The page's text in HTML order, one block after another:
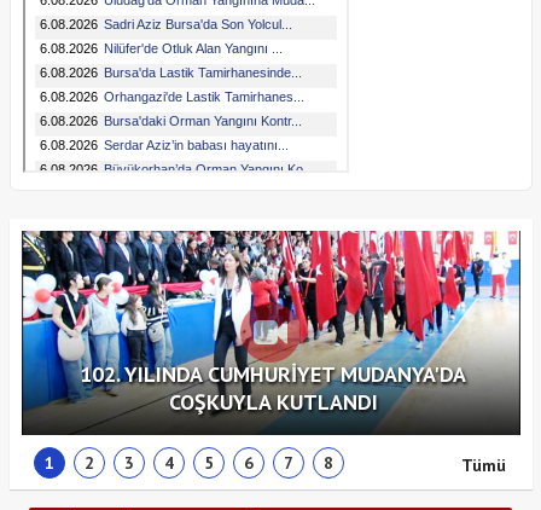
Tümü
102. YILINDA CUMHURİYET MUDANYA'DA
COŞKUYLA KUTLANDI
1 2 3 4 5 6 7 8